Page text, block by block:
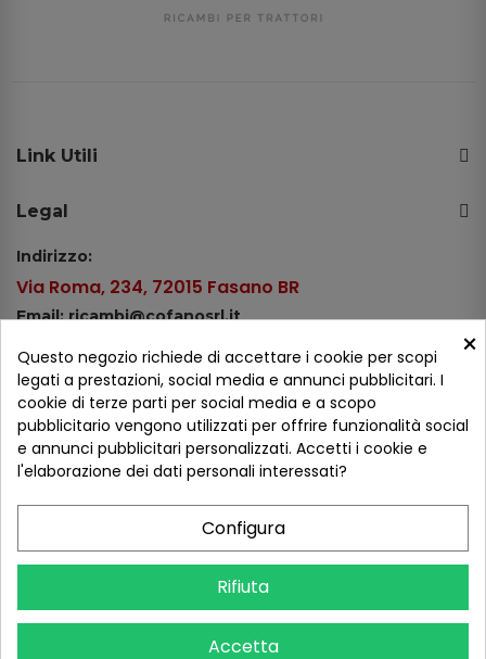
Link Utili
Legal
Indirizzo:
Via Roma, 234, 72015 Fasano BR
Email: ricambi@cofanosrl.it
Tel.: +39 080 44 13 478
WhatsApp: +39 334 98 51 100
Metodi di pagamento
×
Questo negozio richiede di accettare i cookie per scopi
legati a prestazioni, social media e annunci pubblicitari. I
cookie di terze parti per social media e a scopo
pubblicitario vengono utilizzati per offrire funzionalità social
e annunci pubblicitari personalizzati. Accetti i cookie e
l'elaborazione dei dati personali interessati?
Configura
Rifiuta
Accetta